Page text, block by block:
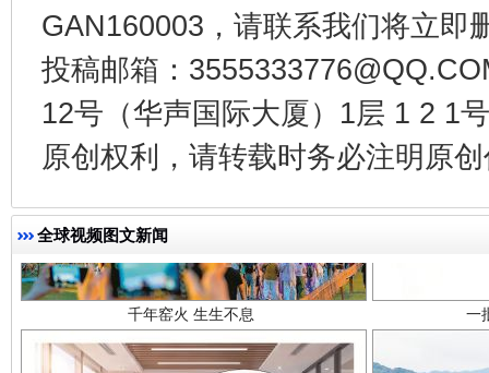
GAN160003，请联系我们将立即
投稿邮箱：
12号（华声国际大厦）1层 1 2 1
原创权利，请转载时务必注明原
全球视频图文新闻
千年窑火 生生不息 一